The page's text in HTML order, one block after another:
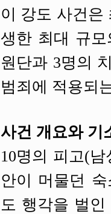
이 강도 사건은
생한 최대 규
원단과 3명의
범죄에 적용되
사건 개요와 기
10명의 피고(
안이 머물던
도 행각을 벌